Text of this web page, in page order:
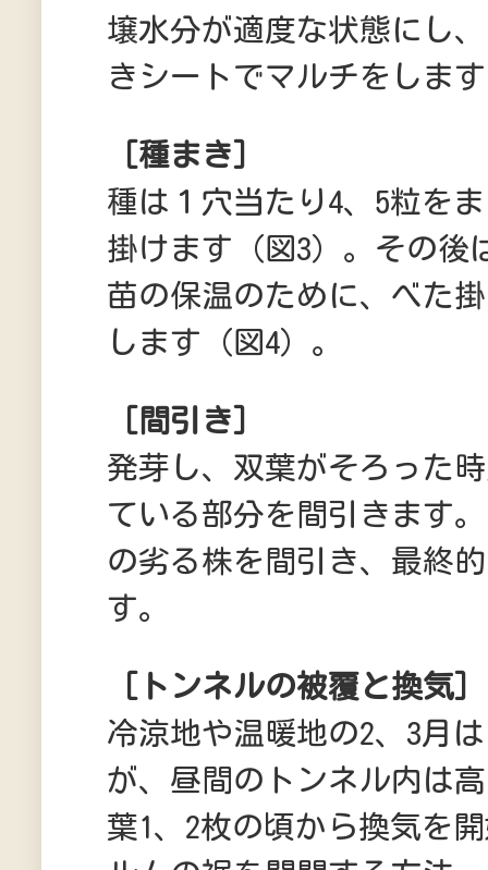
壌水分が適度な状態にし、
きシートでマルチをしま
［種まき］
種は１穴当たり4、5粒を
掛けます（図3）。その後
苗の保温のために、べた
します（図4）。
［間引き］
発芽し、双葉がそろった
ている部分を間引きます
の劣る株を間引き、最終
す。
［トンネルの被覆と換気］
冷涼地や温暖地の2、3月
が、昼間のトンネル内は
葉1、2枚の頃から換気を